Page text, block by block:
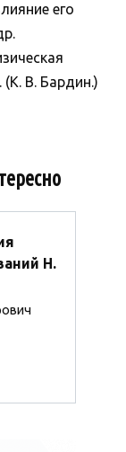
его
В. Бардин.)
Н.